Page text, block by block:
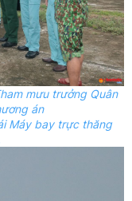
mưu trưởng Quân
án
Máy bay trực thăng